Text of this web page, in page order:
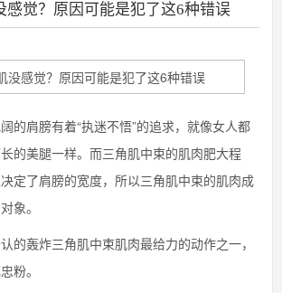
感觉？原因可能是犯了这6种错误
的肩膀有着“执迷不悟”的追求，就像女人都
的美腿一样。而三角肌中束的肌肉肥大程
定了肩膀的宽度，所以三角肌中束的肌肉成
象。
的轰炸三角肌中束肌肉最给力的动作之一，
粉。